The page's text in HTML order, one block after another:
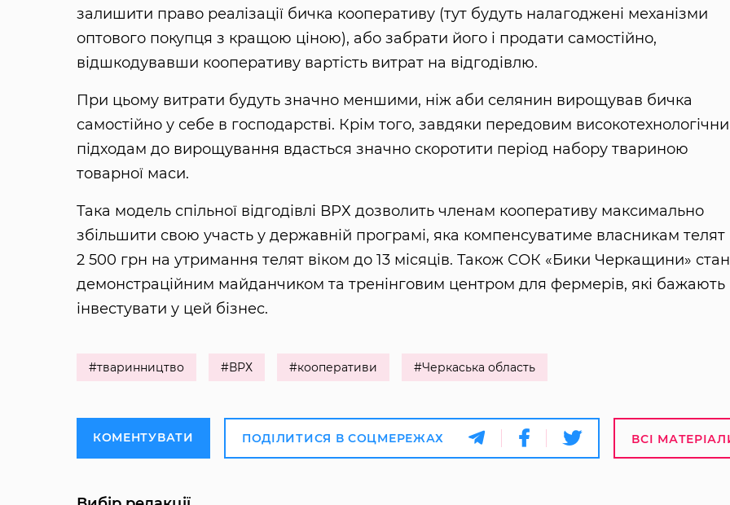
залишити право реалізації бичка кооперативу (тут будуть налагоджені механізми
оптового покупця з кращою ціною), або забрати його і продати самостійно,
відшкодувавши кооперативу вартість витрат на відгодівлю.
При цьому витрати будуть значно меншими, ніж аби селянин вирощував бичка
самостійно у себе в господарстві. Крім того, завдяки передовим
підходам до вирощування вдасться значно скоротити період набору твариною
товарної маси.
Така модель спільної відгодівлі ВРХ дозволить членам кооперативу максимально
збільшити свою участь у державній програмі, яка компенсуватиме власникам телят
2 500 грн на утримання телят віком до 13 місяців. Також СОК «Бики Черкащини»
демонстраційним майданчиком та тренінговим центром для фермерів, які бажають
інвестувати у цей бізнес.
#тваринництво #ВРХ #кооперативи #Черкаська область
КОМЕНТУВАТИ ПОДІЛИТИСЯ В СОЦМЕРЕЖАХ ВСІ